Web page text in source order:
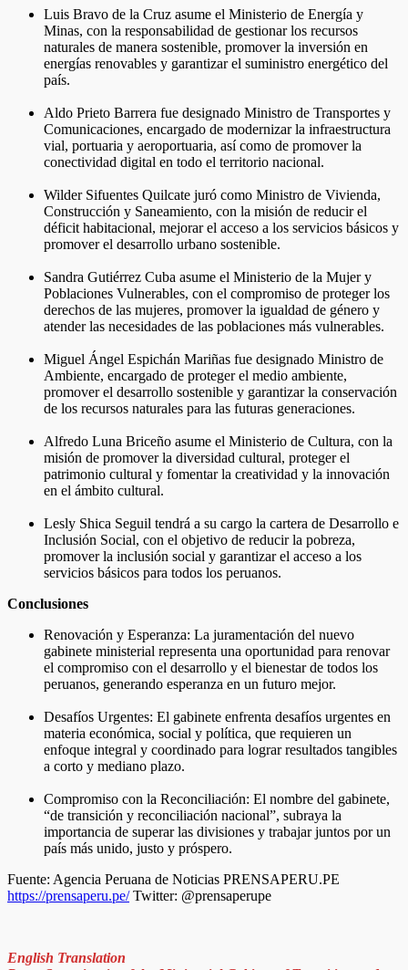
Luis Bravo de la Cruz asume el Ministerio de Energía y
Minas, con la responsabilidad de gestionar los recursos
naturales de manera sostenible, promover la inversión en
energías renovables y garantizar el suministro energético del
país.
Aldo Prieto Barrera fue designado Ministro de Transportes y
Comunicaciones, encargado de modernizar la infraestructura
vial, portuaria y aeroportuaria, así como de promover la
conectividad digital en todo el territorio nacional.
Wilder Sifuentes Quilcate juró como Ministro de Vivienda,
Construcción y Saneamiento, con la misión de reducir el
déficit habitacional, mejorar el acceso a los servicios básicos y
promover el desarrollo urbano sostenible.
Sandra Gutiérrez Cuba asume el Ministerio de la Mujer y
Poblaciones Vulnerables, con el compromiso de proteger los
derechos de las mujeres, promover la igualdad de género y
atender las necesidades de las poblaciones más vulnerables.
Miguel Ángel Espichán Mariñas fue designado Ministro de
Ambiente, encargado de proteger el medio ambiente,
promover el desarrollo sostenible y garantizar la conservación
de los recursos naturales para las futuras generaciones.
Alfredo Luna Briceño asume el Ministerio de Cultura, con la
misión de promover la diversidad cultural, proteger el
patrimonio cultural y fomentar la creatividad y la innovación
en el ámbito cultural.
Lesly Shica Seguil tendrá a su cargo la cartera de Desarrollo e
Inclusión Social, con el objetivo de reducir la pobreza,
promover la inclusión social y garantizar el acceso a los
servicios básicos para todos los peruanos.
Conclusiones
Renovación y Esperanza: La juramentación del nuevo
gabinete ministerial representa una oportunidad para renovar
el compromiso con el desarrollo y el bienestar de todos los
peruanos, generando esperanza en un futuro mejor.
Desafíos Urgentes: El gabinete enfrenta desafíos urgentes en
materia económica, social y política, que requieren un
enfoque integral y coordinado para lograr resultados tangibles
a corto y mediano plazo.
Compromiso con la Reconciliación: El nombre del gabinete,
“de transición y reconciliación nacional”, subraya la
importancia de superar las divisiones y trabajar juntos por un
país más unido, justo y próspero.
Fuente: Agencia Peruana de Noticias PRENSAPERU.PE
https://prensaperu.pe/Twitter: @prensaperupe
English Translation